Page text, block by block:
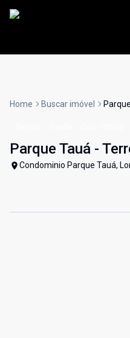
Home Buscar imóvel
Parque Tauá -
Condominio Parque Tauá,